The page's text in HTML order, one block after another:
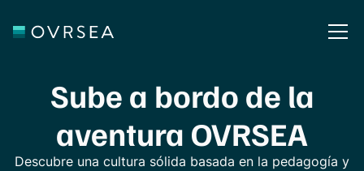
Sube a bordo de la
aventura OVRSEA
Descubre una cultura sólida basada en la pedagogía y